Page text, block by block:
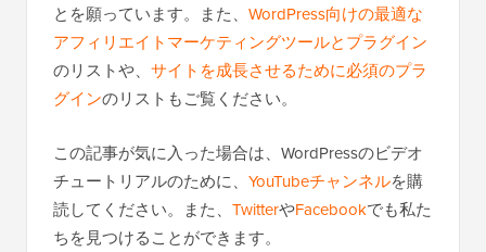
とを願っています。また、 WordPress向けの最適な
アフィリエイトマーケティングツールとプラグイン
のリストや、 サイトを成長させるために必須のプラ
グインのリストもご覧ください。
この記事が気に入った場合は、WordPressのビデオ
チュートリアルのために、 YouTubeチャンネルを購
読してください。また、 TwitterやFacebookでも私た
ちを見つけることができます。